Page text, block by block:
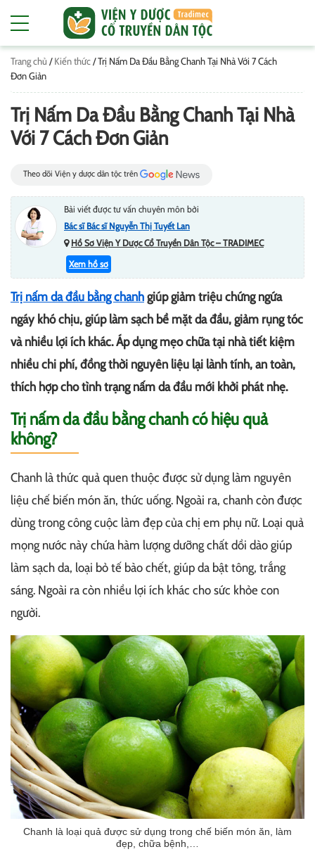
Trang chủ /Kiến thức/Trị Nấm Da Đầu Bằng Chanh Tại Nhà Với 7 Cách
Đơn Giản
Trị Nấm Da Đầu Bằng Chanh Tại Nhà
Với 7 Cách Đơn Giản
Theo dõi Viện y dược dân tộc trên
Bài viết được tư vấn chuyên môn bởi
Bác sĩ Bác sĩ Nguyễn Thị Tuyết Lan
Hồ Sơ Viện Y Dược Cổ Truyền Dân Tộc – TRADIMEC
Xem hồ sơ
Trị nấm da đầu bằng chanhgiúp giảm triệu chứng ngứa
ngáy khó chịu, giúp làm sạch bề mặt da đầu, giảm rụng tóc
và nhiều lợi ích khác. Áp dụng mẹo chữa tại nhà tiết kiệm
nhiều chi phí, đồng thời nguyên liệu lại lành tính, an toàn,
thích hợp cho tình trạng nấm da đầu mới khởi phát nhẹ.
Trị nấm da đầu bằng chanh có hiệu quả
không?
Chanh là thức quả quen thuộc được sử dụng làm nguyên
liệu chế biến món ăn, thức uống. Ngoài ra, chanh còn được
dùng trong công cuộc làm đẹp của chị em phụ nữ. Loại quả
mọng nước này chứa hàm lượng dưỡng chất dồi dào giúp
làm sạch da, loại bỏ tế bào chết, giúp da bật tông, trắng
sáng. Ngoài ra còn nhiều lợi ích khác cho sức khỏe con
người.
Chanh là loại quả được sử dụng trong chế biến món ăn, làm
đẹp, chữa bệnh,…